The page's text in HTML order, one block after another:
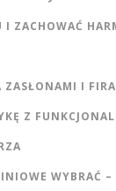
I ZACHOWAĆ
ZASŁONAMI I
Z
WYBRAĆ –